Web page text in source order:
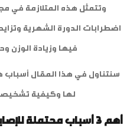
وتتمثل هذه المتلازمة في
اضطرابات الدورة الشهرية
فيها وزيادة
سنتناول في هذا المقال أسباب
لها وكيفية
أهم 3 أسباب محتملة للإصابة بمتلازمة تكيس المبايض؟